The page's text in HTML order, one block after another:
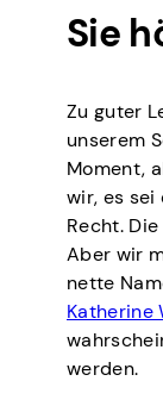
Sie
Zu guter
unserem
Moment,
wir, es
Recht.
Aber wir
nette
Katherine
werden.